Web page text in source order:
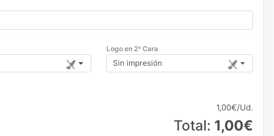
Logo en 2º Cara
Sin impresión
1,00€/Ud.
Total: 1,00€